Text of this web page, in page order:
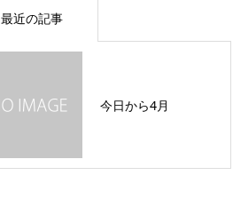
最近の記事
今日から4月